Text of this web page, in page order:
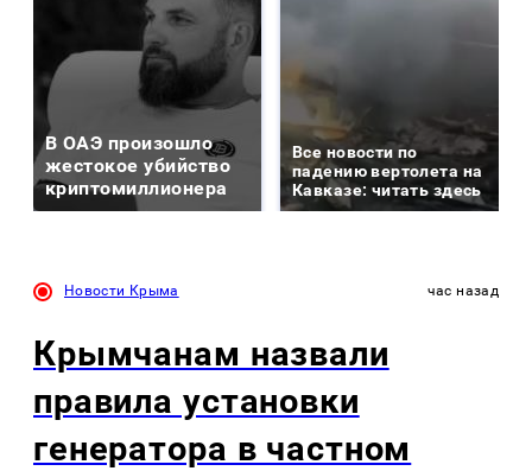
В ОАЭ произошло
жестокое убийство
криптомиллионера
Все новости по
падению вертолета на
Кавказе: читать здесь
Новости Крыма час назад
Крымчанам назвали
правила установки
генератора в частном